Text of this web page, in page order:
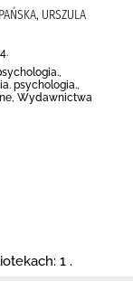
URSZULA
psychologia.,
Wydawnictwa
1 .